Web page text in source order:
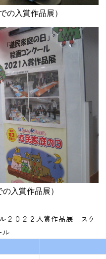
の入賞作品展）
入賞作品展）
２０２２入賞作品展 スケ
ル